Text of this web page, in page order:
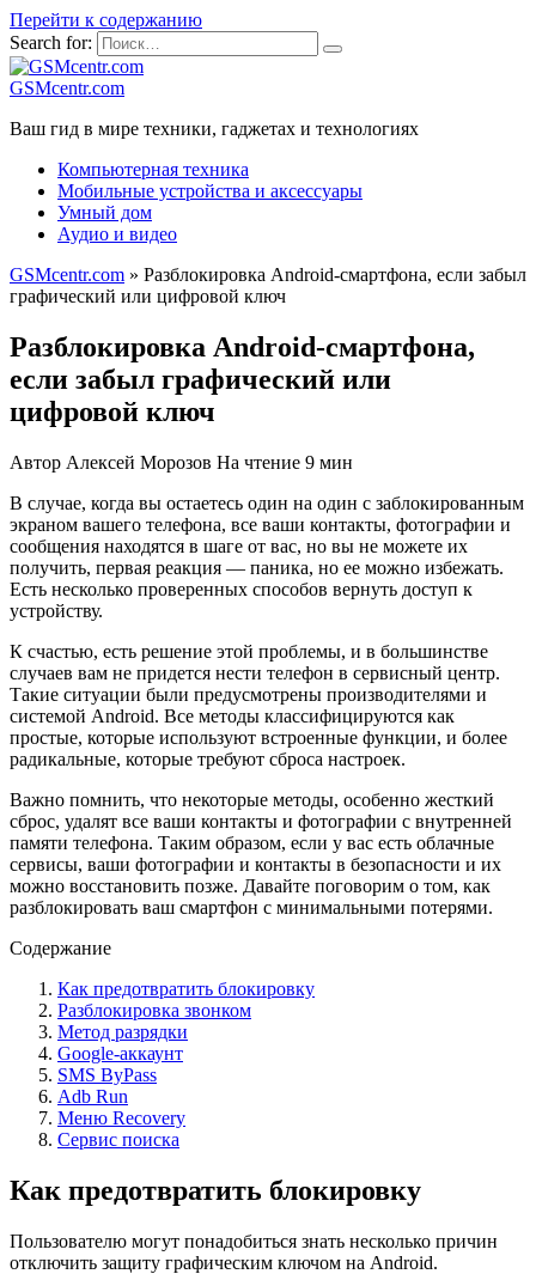
Перейти к содержанию
Search for:
GSMcentr.com
Ваш гид в мире техники, гаджетах и технологиях
Компьютерная техника
Мобильные устройства и аксессуары
Умный дом
Аудио и видео
GSMcentr.com » Разблокировка Android-смартфона, если забыл
графический или цифровой ключ
Разблокировка Android-смартфона,
если забыл графический или
цифровой ключ
Автор Алексей Морозов На чтение 9 мин
В случае, когда вы остаетесь один на один с заблокированным
экраном вашего телефона, все ваши контакты, фотографии и
сообщения находятся в шаге от вас, но вы не можете их
получить, первая реакция — паника, но ее можно избежать.
Есть несколько проверенных способов вернуть доступ к
устройству.
К счастью, есть решение этой проблемы, и в большинстве
случаев вам не придется нести телефон в сервисный центр.
Такие ситуации были предусмотрены производителями и
системой Android. Все методы классифицируются как
простые, которые используют встроенные функции, и более
радикальные, которые требуют сброса настроек.
Важно помнить, что некоторые методы, особенно жесткий
сброс, удалят все ваши контакты и фотографии с внутренней
памяти телефона. Таким образом, если у вас есть облачные
сервисы, ваши фотографии и контакты в безопасности и их
можно восстановить позже. Давайте поговорим о том, как
разблокировать ваш смартфон с минимальными потерями.
Содержание
Как предотвратить блокировку
Разблокировка звонком
Метод разрядки
Google-аккаунт
SMS ByPass
Adb Run
Меню Recovery
Сервис поиска
Как предотвратить блокировку
Пользователю могут понадобиться знать несколько причин
отключить защиту графическим ключом на Android.